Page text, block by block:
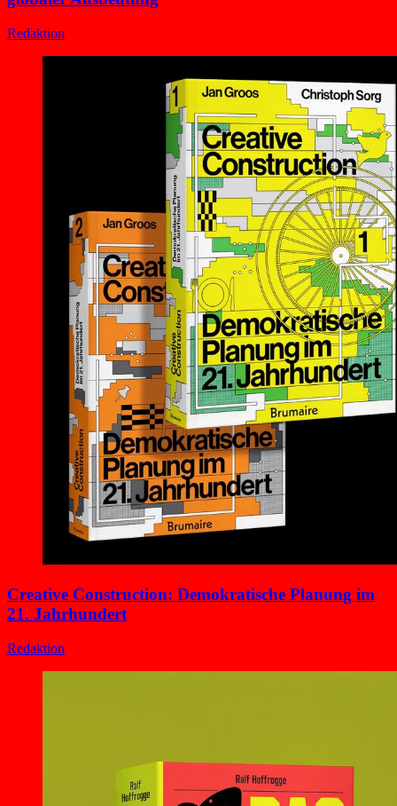
Redaktion
Creative Construction: Demokratische Planung im
21. Jahrhundert
Redaktion